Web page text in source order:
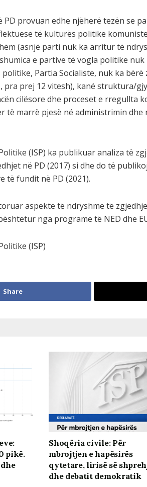
PD provuan edhe njëherë tezën se
të kulturës politike
(asnjë parti nuk ka arritur të
e partive të vogla politike
Partia Socialiste, nuk ka
pra prej 12 vitesh), kanë struktura/
cilësore dhe proceset e rregullta
të marrë pjesë në administrimin
(ISP) ka publikuar analiza të
në PD (2017) si dhe do të
të fundit në PD (2021).
aspekte të ndryshme të
nga programe të NED dhe
(ISP)
Share
pikë.
Shoqëria civile: Për
mbrojtjen e hapësirës
qytetare, lirisë së
dhe debatit demokratik